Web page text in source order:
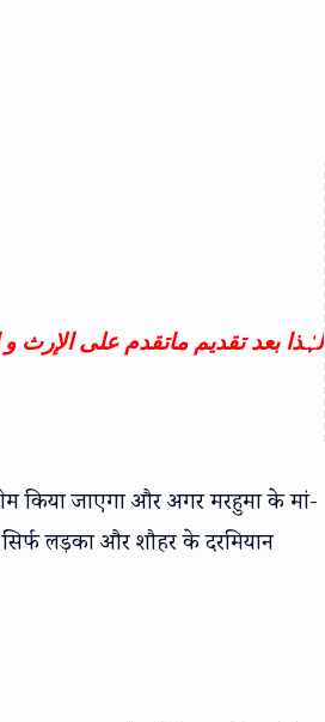
لہٰذا بعد تقدیم ماتقدم علی الإرث
किया जाएगा और अगर मरहुमा के मां-
लड़का और शौहर के दरमियान